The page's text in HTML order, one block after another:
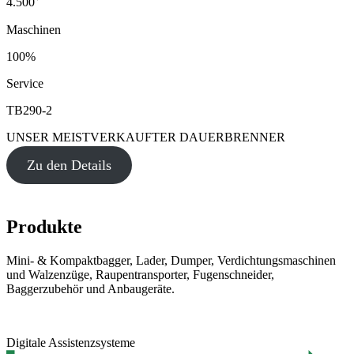
Maschinen
100%
Service
TB290-2
UNSER MEISTVERKAUFTER DAUERBRENNER
Zu den Details
Produkte
Mini- & Kompaktbagger, Lader, Dumper, Verdichtungsmaschinen
und Walzenzüge, Raupentransporter, Fugenschneider,
Baggerzubehör und Anbaugeräte.
Digitale Assistenzsysteme